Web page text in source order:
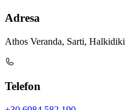
Adresa
Athos Veranda, Sarti, Halkidiki
Telefon